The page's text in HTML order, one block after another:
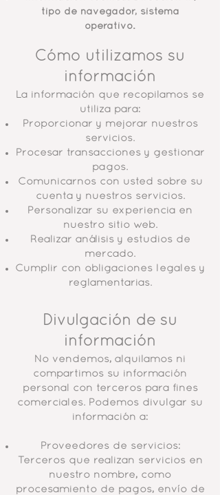
tipo de navegador, sistema
operativo.
Cómo utilizamos su
información
La información que recopilamos se
utiliza para:
Proporcionar y mejorar nuestros
servicios.
Procesar transacciones y gestionar
pagos.
Comunicarnos con usted sobre su
cuenta y nuestros servicios.
Personalizar su experiencia en
nuestro sitio web.
Realizar análisis y estudios de
mercado.
Cumplir con obligaciones legales y
reglamentarias.
Divulgación de su
información
No vendemos, alquilamos ni
compartimos su información
personal con terceros para fines
comerciales. Podemos divulgar su
información a:
Proveedores de servicios:
Terceros que realizan servicios en
nuestro nombre, como
procesamiento de pagos, envío de